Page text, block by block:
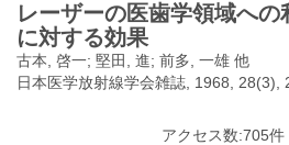
レーザーの医歯学領域へ
に対する効果
古本, 啓一; 堅田, 進; 前多, 一雄 他
日本医学放射線学会雑誌, 1968, 28(3),
アクセス数:705件